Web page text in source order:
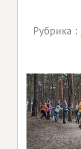
Рубрика :